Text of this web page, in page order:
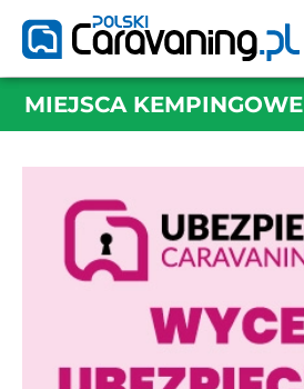
MIEJSCA KEMPINGOWE